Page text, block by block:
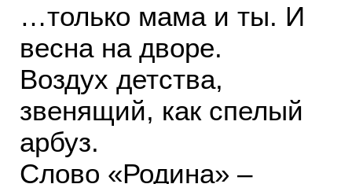
…только мама и ты. И
весна на дворе.
Воздух детства,
звенящий, как спелый
арбуз.
Слово «Родина» –